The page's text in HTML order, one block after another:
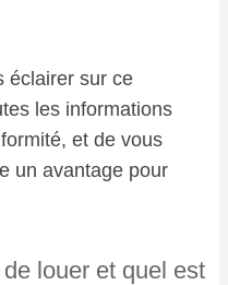
éclairer sur ce
les informations
et de vous
un avantage pour
louer et quel est